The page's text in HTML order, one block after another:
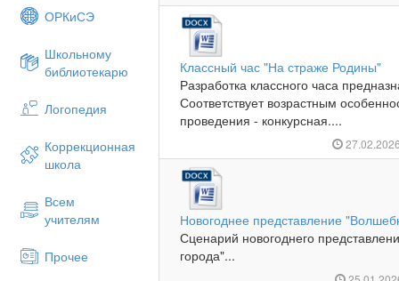
ОРКиСЭ
Школьному
библиотекарю
Логопедия
Коррекционная
школа
Всем
учителям
Прочее
Классный час "На страже Родины"
Разработка классного часа
Соответствует возрастным
проведения - конкурсная....
Новогоднее представление
Сценарий новогоднего
города"...